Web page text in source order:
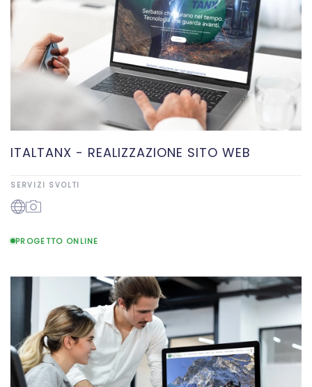
ITALTANX - REALIZZAZIONE SITO WEB
SERVIZI SVOLTI
PROGETTO ONLINE